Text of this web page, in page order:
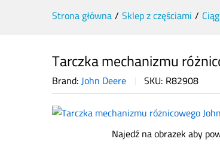
Strona główna/ Sklep z częściami /
Tarczka mechanizmu
Brand:John Deere SKU: R82908
Najedź na obrazek aby